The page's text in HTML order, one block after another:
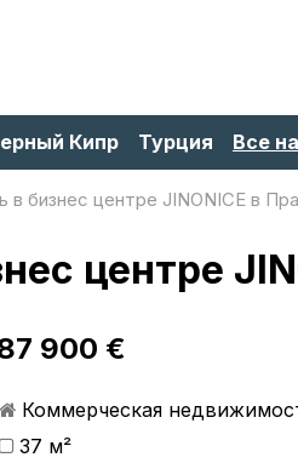
Кипр Турция Все
бизнес центре JINONICE в
центре
900 €
Коммерческая
37 м²